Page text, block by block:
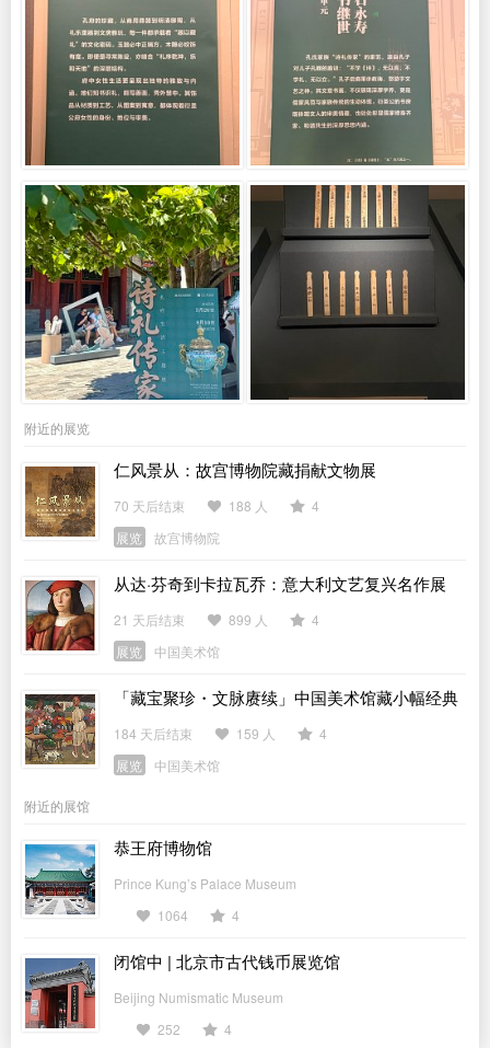
附近的展览
仁风景从：故宫博物院藏捐献文物展
70 天后结束 188 人
4
展览
故宫博物院
从达·芬奇到卡拉瓦乔：意大利文艺复兴名作展
21 天后结束 899 人
4
展览
中国美术馆
「藏宝聚珍・文脉赓续」中国美术馆藏小幅经典
作品展
184 天后结束 159 人
4
展览
中国美术馆
附近的展馆
恭王府博物馆
Prince Kung’s Palace Museum
1064
4
闭馆中 | 北京市古代钱币展览馆
Beijing Numismatic Museum
252
4